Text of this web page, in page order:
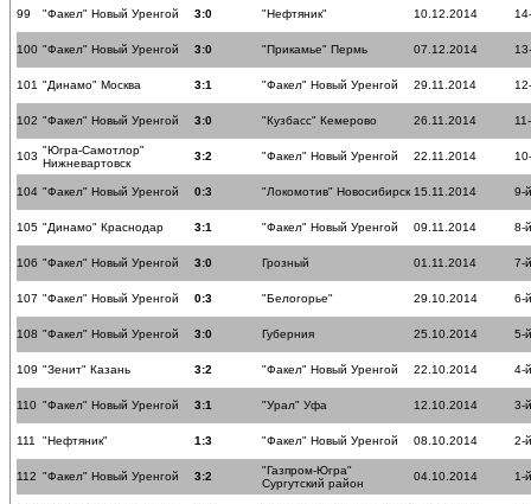
99 "Факел" Новый Уренгой 3:0 "Нефтяник" 10.12.2014
100 "Факел" Новый Уренгой 3:0 "Прикамье" Пермь 07.12.2014
101 "Динамо" Москва 3:1 "Факел" Новый Уренгой 29.11.2014
102 "Факел" Новый Уренгой 3:0 "Кузбасс" Кемерово 26.11.2014
103 "Югра-Самотлор"
Нижневартовск
3:2 "Факел" Новый Уренгой 22.11.2014
104 "Факел" Новый Уренгой 0:3 "Локомотив" Новосибирск 15.11.2014 9-
105 "Динамо" Краснодар 3:1 "Факел" Новый Уренгой 09.11.2014 8-
106 "Факел" Новый Уренгой 3:0 Грозный 01.11.2014 7-
107 "Факел" Новый Уренгой 0:3 "Белогорье" 29.10.2014 6-
108 "Факел" Новый Уренгой 3:0 Губерния 25.10.2014 5-
109 "Зенит" Казань 3:2 "Факел" Новый Уренгой 22.10.2014 4-
110 "Факел" Новый Уренгой 3:1 "Урал" Уфа 12.10.2014 3-
111 "Нефтяник" 1:3 "Факел" Новый Уренгой 08.10.2014 2-
112 "Факел" Новый Уренгой 3:2
"Газпром-Югра"
Сургутский район
04.10.2014 1-